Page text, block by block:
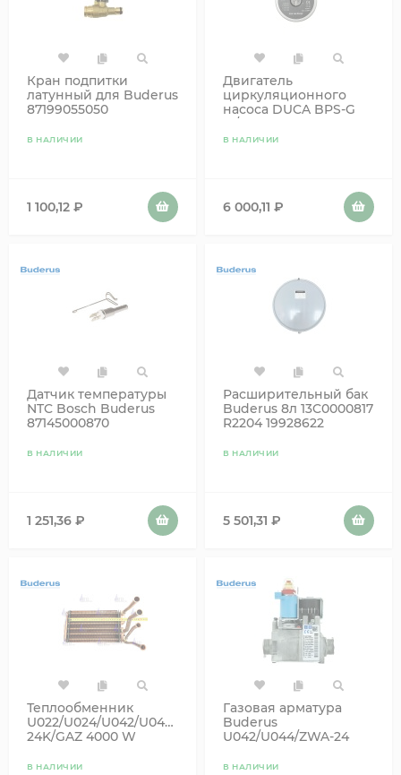
Кран подпитки
латунный для Buderus
87199055050
В НАЛИЧИИ
1 100,12 ₽
Двигатель
циркуляционного
насоса DUCA BPS-G
15/60 аналог Grundfos
В НАЛИЧИИ
6 000,11 ₽
Датчик температуры
NTC Bosch Buderus
87145000870
В НАЛИЧИИ
1 251,36 ₽
Расширительный бак
Buderus 8л 13C0000817
R2204 19928622
В НАЛИЧИИ
5 501,31 ₽
Теплообменник
U022/U024/U042/U044/U052/U054-
24K/GAZ 4000 W
В НАЛИЧИИ
Газовая арматура
Buderus
U042/U044/ZWA-24
8737602853
В НАЛИЧИИ